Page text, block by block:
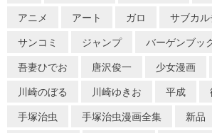
アニメ
アート ガロ
サブカ
サンコミ
ジャンプ バーゲンブッ
吾妻ひでお
唐沢俊一 少女漫画
川崎のぼる
川崎ゆきお 平成
手塚治虫
手塚治虫漫画全集 新品